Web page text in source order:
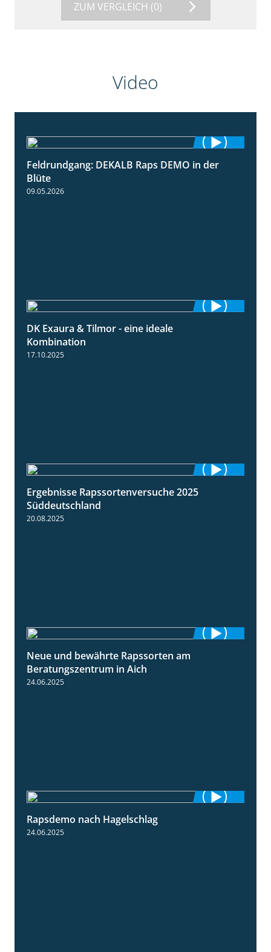
ZUM VERGLEICH (0)
Video
2:37
Feldrundgang: DEKALB Raps DEMO in der
Blüte
09.05.2026
DK Exaura & Tilmor - eine ideale
Kombination
17.10.2025
Ergebnisse Rapssortenversuche 2025
Süddeutschland
20.08.2025
Neue und bewährte Rapssorten am
Beratungszentrum in Aich
24.06.2025
Rapsdemo nach Hagelschlag
24.06.2025